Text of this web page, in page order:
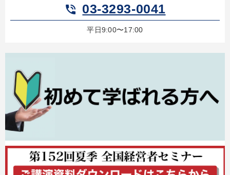
phone_in_talk 03-3293-0041
平日9:00〜17:00